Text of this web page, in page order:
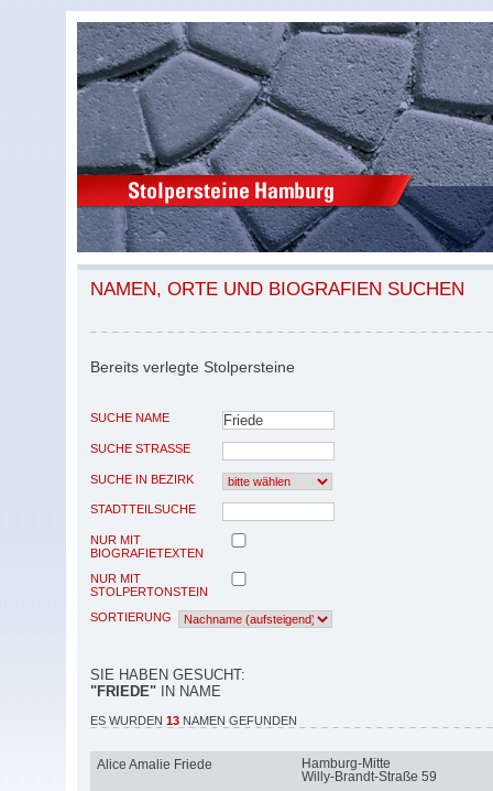
NAMEN, ORTE UND BIOGRAFIEN SUCHEN
Bereits verlegte Stolpersteine
SUCHE NAME
SUCHE STRASSE
SUCHE IN BEZIRK
STADTTEILSUCHE
NUR MIT
BIOGRAFIETEXTEN
NUR MIT
STOLPERTONSTEIN
SORTIERUNG
SIE HABEN GESUCHT:
"FRIEDE" IN NAME
ES WURDEN 13 NAMEN GEFUNDEN
Alice Amalie Friede
Hamburg-Mitte
Willy-Brandt-Straße 59